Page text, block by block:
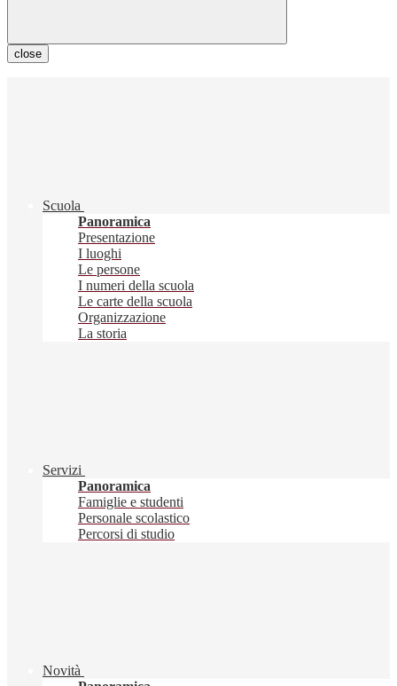
close
Scuola
Panoramica
Presentazione
I luoghi
Le persone
I numeri della scuola
Le carte della scuola
Organizzazione
La storia
Servizi
Panoramica
Famiglie e studenti
Personale scolastico
Percorsi di studio
Novità